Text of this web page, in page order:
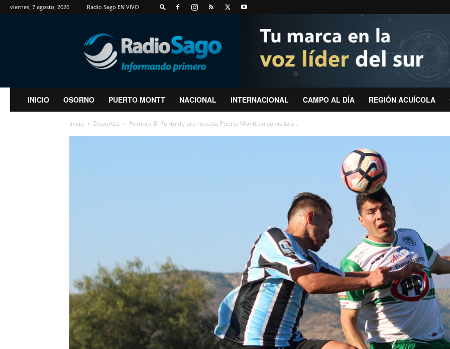
viernes, 7 agosto, 2026 Radio Sago EN VIVO
RadioSago
INICIO OSORNO PUERTO MONTT NACIONAL INTERNACIONAL CAMPO AL DÍA REGIÓN ACUÍCOLA
Inicio Deportes Primera B: Punto de oro rescata Puerto Montt en su visita a...